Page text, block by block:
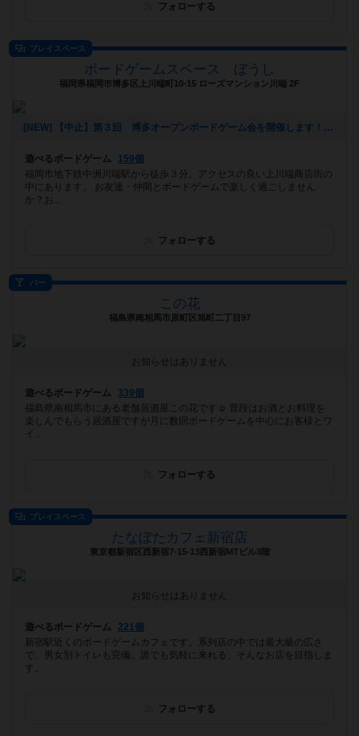
フォローする
プレイスペース
ボードゲームスペース ぼうし
福岡県福岡市博多区上川端町10-15 ローズマンション川端 2F
[NEW] 【中止】第３回 博多オープンボードゲーム会を開催します！（2026年03月03日 17時14分）
遊べるボードゲーム
159個
福岡市地下鉄中洲川端駅から徒歩３分。アクセスの良い上川端商店街の
中にあります。 お友達・仲間とボードゲームで楽しく過ごしません
か？お...
フォローする
バー
この花
福島県南相馬市原町区旭町二丁目97
お知らせはありません
遊べるボードゲーム
339個
福島県南相馬市にある老舗居酒屋この花です☺️ 普段はお酒とお料理を
楽しんでもらう居酒屋ですが月に数回ボードゲームを中心にお客様とワ
イ...
フォローする
プレイスペース
たなぼたカフェ新宿店
東京都新宿区西新宿7-15-13西新宿MTビル3階
お知らせはありません
遊べるボードゲーム
221個
新宿駅近くのボードゲームカフェです。系列店の中では最大級の広さ
で、男女別トイレも完備。誰でも気軽に来れる、そんなお店を目指しま
す。
フォローする